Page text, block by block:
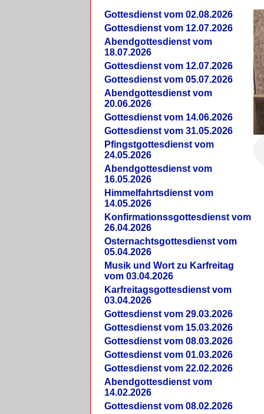
Gottesdienst vom 02.08.2026
Gottesdienst vom 12.07.2026
Abendgottesdienst vom
18.07.2026
Gottesdienst vom 12.07.2026
Gottesdienst vom 05.07.2026
Abendgottesdienst vom
20.06.2026
Gottesdienst vom 14.06.2026
Gottesdienst vom 31.05.2026
Pfingstgottesdienst vom
24.05.2026
Abendgottesdienst vom
16.05.2026
Himmelfahrtsdienst vom
14.05.2026
Konfirmationssgottesdienst vom
26.04.2026
Osternachtsgottesdienst vom
05.04.2026
Musik und Wort zu Karfreitag
vom 03.04.2026
Karfreitagsgottesdienst vom
03.04.2026
Gottesdienst vom 29.03.2026
Gottesdienst vom 15.03.2026
Gottesdienst vom 08.03.2026
Gottesdienst vom 01.03.2026
Gottesdienst vom 22.02.2026
Abendgottesdienst vom
14.02.2026
Gottesdienst vom 08.02.2026